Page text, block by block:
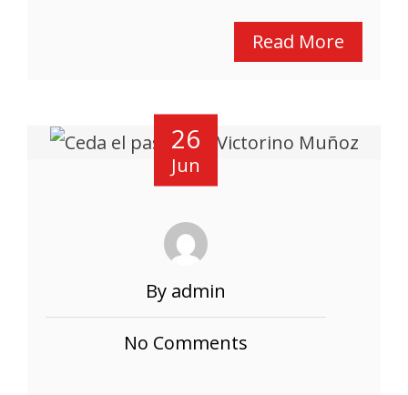
Read More
26
Jun
By admin
No Comments